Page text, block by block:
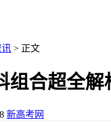
讯 > 正文
组合超全解
新高考网